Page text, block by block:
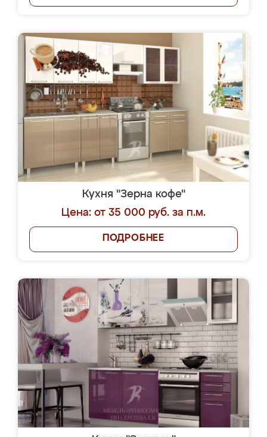
Кухня "Зерна кофе"
Цена: от 35 000 руб. за п.м.
ПОДРОБНЕЕ